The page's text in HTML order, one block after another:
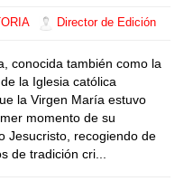
Director de Edición
conocida también como la
la Iglesia católica
la Virgen María estuvo
momento de su
Jesucristo, recogiendo de
de tradición cri...